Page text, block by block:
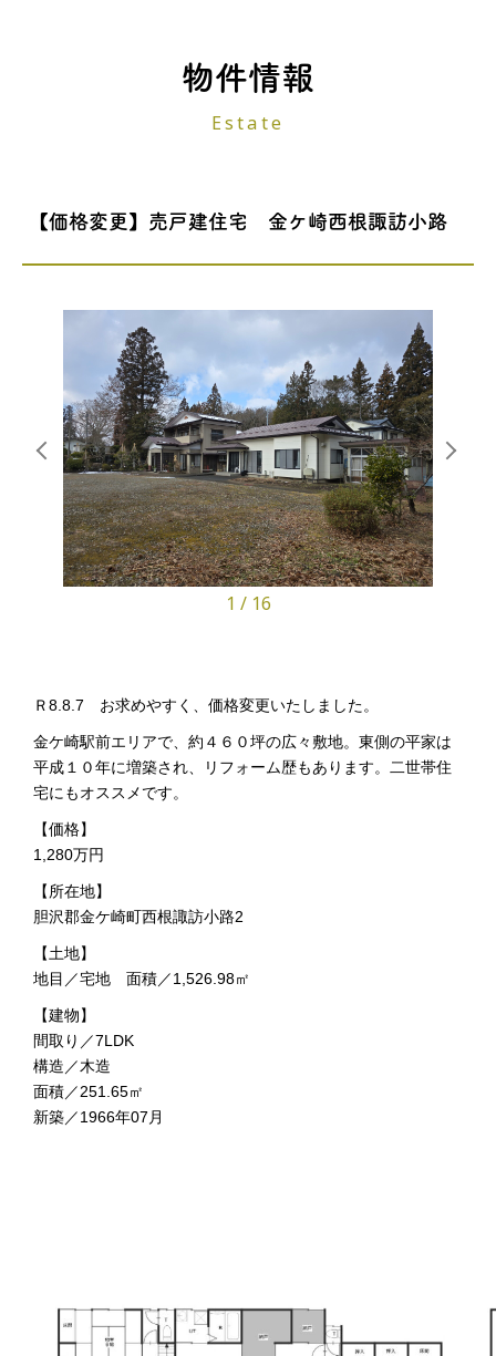
物件情報
Estate
【価格変更】売戸建住宅 金ケ崎西根諏訪小路
1 / 16
Ｒ8.8.7 お求めやすく、価格変更いたしました。
金ケ崎駅前エリアで、約４６０坪の広々敷地。東側の平家は
平成１０年に増築され、リフォーム歴もあります。二世帯住
宅にもオススメです。
【価格】
1,280万円
【所在地】
胆沢郡金ケ崎町西根諏訪小路2
【土地】
地目／宅地 面積／1,526.98㎡
【建物】
間取り／7LDK
構造／木造
面積／251.65㎡
新築／1966年07月